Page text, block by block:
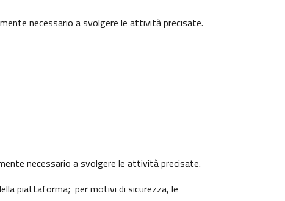
necessario a svolgere le attività precisate.
necessario a svolgere le attività precisate.
piattaforma; per motivi di sicurezza, le